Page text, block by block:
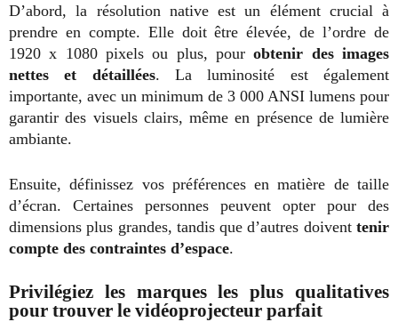
D’abord, la résolution native est un élément crucial à
prendre en compte. Elle doit être élevée, de l’ordre de
1920 x 1080 pixels ou plus, pourobtenir des images
nettes et détaillées. La luminosité est également
importante, avec un minimum de 3 000 ANSI lumens pour
garantir des visuels clairs, même en présence de lumière
ambiante.
Ensuite, définissez vos préférences en matière de taille
d’écran. Certaines personnes peuvent opter pour des
dimensions plus grandes, tandis que d’autres doivent tenir
compte des contraintes d’espace.
Privilégiez les marques les plus qualitatives
pour trouver le vidéoprojecteur parfait